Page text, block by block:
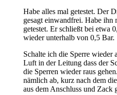
Habe alles mal getestet. Der
gesagt einwandfrei. Habe ihn
getestet. Er schließt bei etwa
wieder unterhalb von 0,5 Bar.
Schalte ich die Sperre
Luft in der Leitung dass der
die Sperren wieder raus
nämlich ab, kurz nach dem
aus dem Anschluss und Zack